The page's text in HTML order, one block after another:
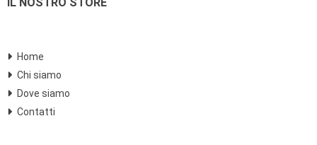
Home
Chi siamo
Dove siamo
Contatti